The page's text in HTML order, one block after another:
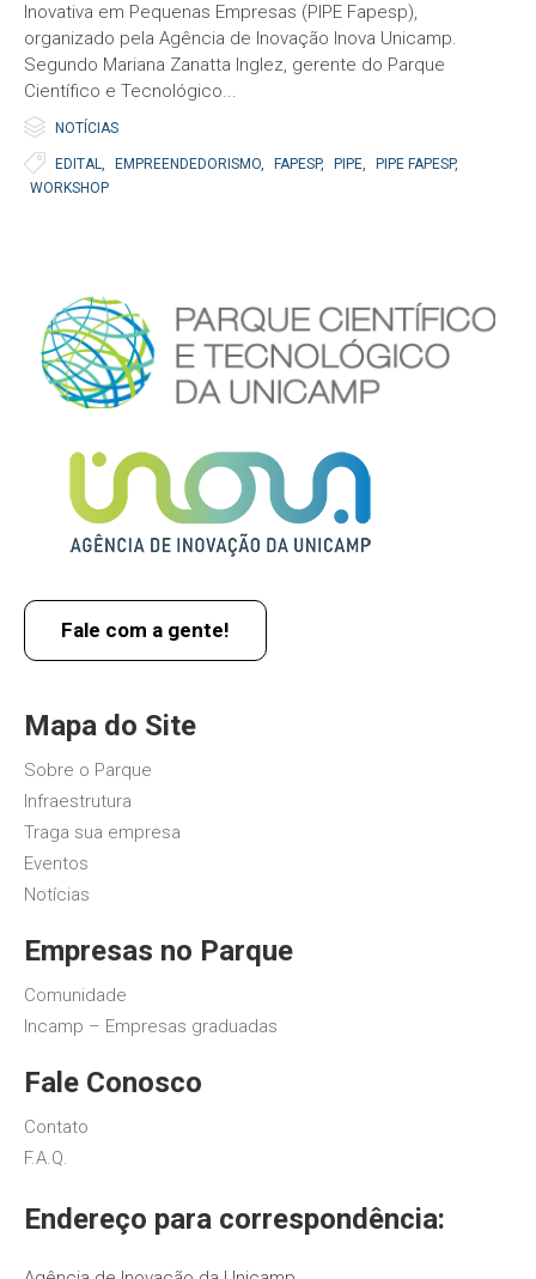
Inovativa em Pequenas Empresas (PIPE Fapesp),
organizado pela Agência de Inovação Inova Unicamp.
Segundo Mariana Zanatta Inglez, gerente do Parque
Científico e Tecnológico...
 Category
NOTÍCIAS
 Tags
EDITAL, EMPREENDEDORISMO, FAPESP, PIPE, PIPE FAPESP,
WORKSHOP
Fale com a gente!
Mapa do Site
Sobre o Parque
Infraestrutura
Traga sua empresa
Eventos
Notícias
Empresas no Parque
Comunidade
Incamp – Empresas graduadas
Fale Conosco
Contato
F.A.Q.
Endereço para correspondência: